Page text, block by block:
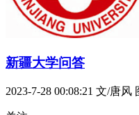
新疆大学问答
2023-7-28 00:08:21 文/唐风